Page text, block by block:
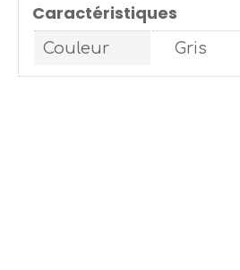
Caractéristiques
Couleur Gris